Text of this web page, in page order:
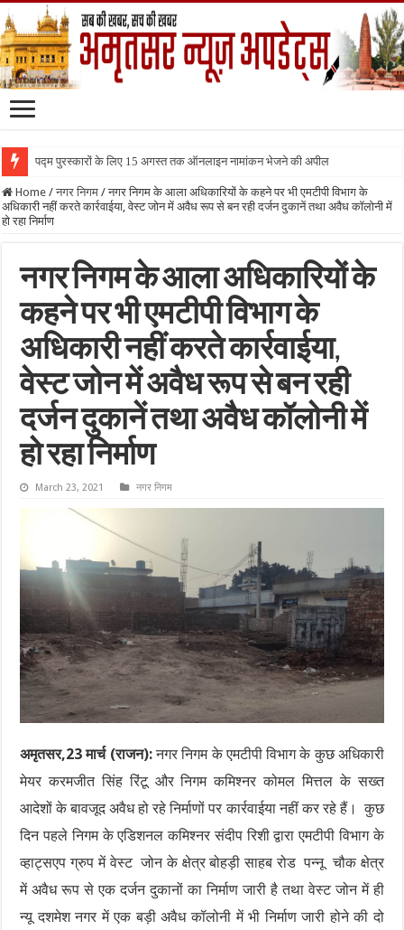
पद्म पुरस्कारों के लिए 15 अगस्त तक ऑनलाइन नामांकन भेजने की अपील
Home / नगर निगम / नगर निगम के आला अधिकारियों के कहने पर भी एमटीपी विभाग के
अधिकारी नहीं करते कार्रवाईया, वेस्ट जोन में अवैध रूप से बन रही दर्जन दुकानें तथा अवैध कॉलोनी में
हो रहा निर्माण
नगर निगम के आला अधिकारियों के
कहने पर भी एमटीपी विभाग के
अधिकारी नहीं करते कार्रवाईया,
वेस्ट जोन में अवैध रूप से बन रही
दर्जन दुकानें तथा अवैध कॉलोनी में
हो रहा निर्माण
March 23, 2021 नगर निगम
अमृतसर,23 मार्च (राजन):नगर निगम के एमटीपी विभाग के कुछ अधिकारी
मेयर करमजीत सिंह रिंटू और निगम कमिश्नर कोमल मित्तल के सख्त
आदेशों के बावजूद अवैध हो रहे निर्माणों पर कार्रवाईया नहीं कर रहे हैं। कुछ
दिन पहले निगम के एडिशनल कमिश्नर संदीप रिशी द्वारा एमटीपी विभाग के
व्हाट्सएप ग्रुप में वेस्ट जोन के क्षेत्र बोहड़ी साहब रोड पन्नू चौक क्षेत्र
में अवैध रूप से एक दर्जन दुकानों का निर्माण जारी है तथा वेस्ट जोन में ही
न्यू दशमेश नगर में एक बड़ी अवैध कॉलोनी में भी निर्माण जारी होने की दो